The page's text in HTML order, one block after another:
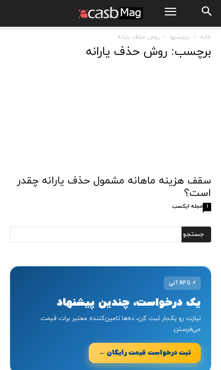
خانه برچسبها روش حذف یارانه
برچسب: روش حذف یارانه
سقف هزینه‌ ماهانه مشمول حذف یارانه چقدر
است؟
مجله ایکسب 1
⚡
یک درخواست، چندین پیشنهاد
نیازت رو یک‌بار ثبت کن، ده‌ها تامین‌کننده معتبر برات قیمت
می‌فرستن.
ثبت درخواست قیمت رایگان ←